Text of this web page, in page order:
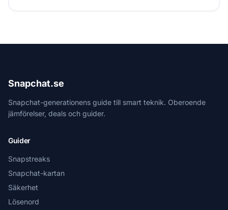
Snapchat.se
Snapchat-generationens guide till smart teknik. Oberoende
jämförelser, deals och guider.
Guider
Snapstreaks
Snapchat-kartan
Säkerhet
Lösenord